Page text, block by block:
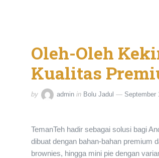
Oleh-Oleh
Kualitas
by admin in Bolu Jadul September
TemanTeh hadir sebagai solusi bagi
dibuat dengan bahan-bahan premium
brownies, hingga mini pie dengan